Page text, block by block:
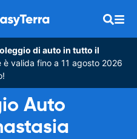
di auto in tutto il
è valida fino a 11 agosto 2026
Auto